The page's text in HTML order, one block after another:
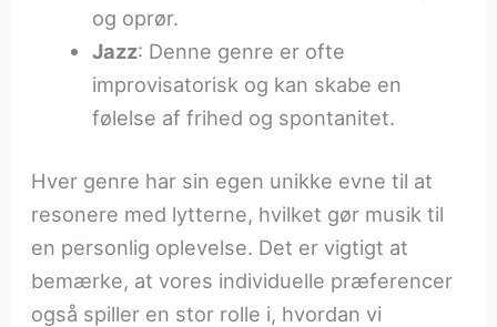
og oprør.
Jazz: Denne genre er ofte
improvisatorisk og kan skabe en
følelse af frihed og spontanitet.
Hver genre har sin egen unikke evne til at
resonere med lytterne, hvilket gør musik til
en personlig oplevelse. Det er vigtigt at
bemærke, at vores individuelle præferencer
også spiller en stor rolle i, hvordan vi